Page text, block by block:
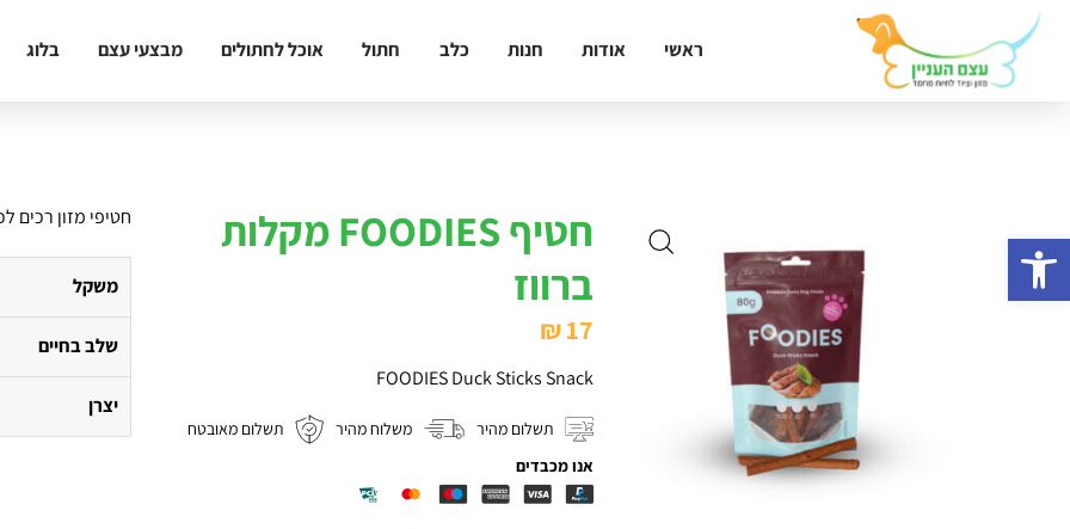
ראשי אודות חנות כלב חתול אוכל לחתולים מבצעי עצם בלוג
חטיף FOODIES מקלות
ברווז
₪17
FOODIES Duck Sticks Snack
תשלום מהיר משלוח מהיר
תשלום מאובטח
אנו מכבדים
חטיפי מזון רכים
משקל
שלב בחיים
יצרן
פתח סרגל נגישות